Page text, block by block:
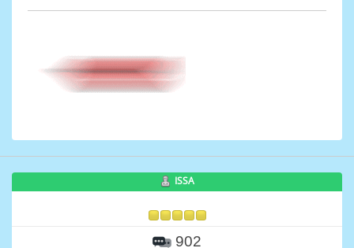
ISSA
902